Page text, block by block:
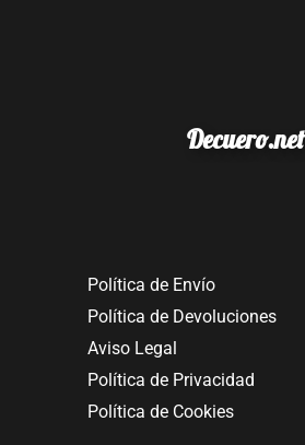
Decuero.net
Política de Envío
Política de Devoluciones
Aviso Legal
Política de Privacidad
Política de Cookies